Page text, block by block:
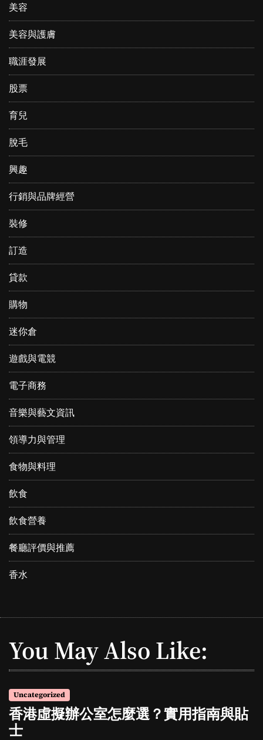
美容
美容與護膚
職涯發展
股票
育兒
脫毛
興趣
行銷與品牌經營
裝修
訂造
貸款
購物
迷你倉
遊戲與電競
電子商務
音樂與藝文資訊
領導力與管理
食物與料理
飲食
飲食營養
餐廳評價與推薦
香水
You May Also Like:
Uncategorized
香港虛擬辦公室怎麼選？實用指南與貼
士